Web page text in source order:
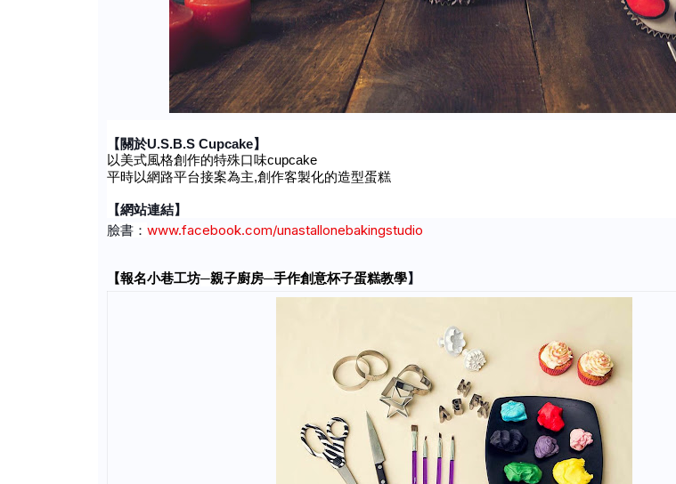
【關於U.S.B.S Cupcake】
以美式風格創作的特殊口味cupcake
平時以網路平台接案為主,創作客製化的造型蛋糕
【網站連結】
臉書： www.facebook.com/unastallonebakingstudio
【報名小巷工坊─親子廚房─手作創意杯子蛋糕教學】